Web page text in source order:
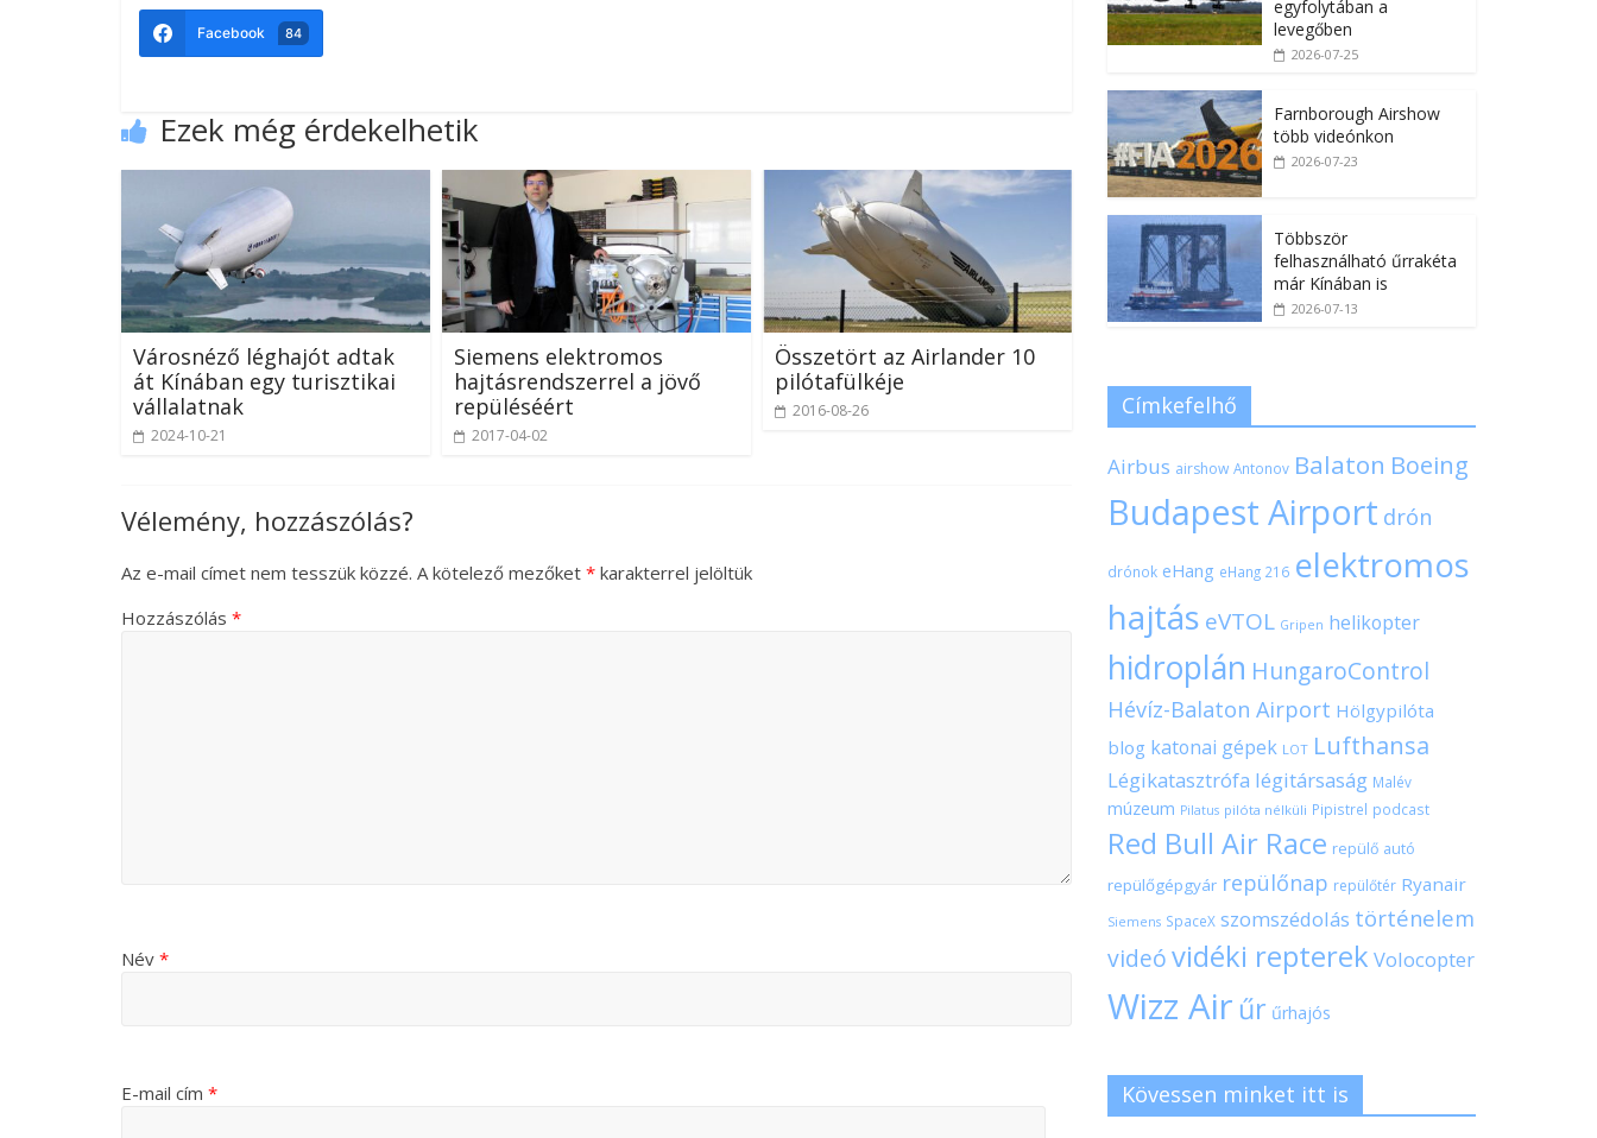
Facebook 84
Ezek még érdekelhetik
Városnéző léghajót adtak
át Kínában egy turisztikai
vállalatnak
2024-10-21
Siemens elektromos
hajtásrendszerrel a jövő
repüléséért
2017-04-02
Összetört az Airlander 10
pilótafülkéje
2016-08-26
Vélemény, hozzászólás?
Az e-mail címet nem tesszük közzé. A kötelező mezőket * karakterrel jelöltük
Hozzászólás *
Név *
E-mail cím *
egyfolytában a
levegőben
2026-07-25
Farnborough Airshow
több videónkon
2026-07-23
Többször
felhasználható űrrakéta
már Kínában is
2026-07-13
Címkefelhő
Airbus airshow Antonov Balaton Boeing
Budapest Airport drón
drónok eHang eHang 216 elektromos
hajtás eVTOL Gripen helikopter
hidroplán HungaroControl
Hévíz-Balaton Airport Hölgypilóta
blog katonai gépek LOT Lufthansa
Légikatasztrófa légitársaság Malév
múzeum Pilatus pilóta nélküli Pipistrel podcast
Red Bull Air Race repülő autó
repülőgépgyár repülőnap repülőtér Ryanair
Siemens SpaceX szomszédolás történelem
videóvidéki repterek Volocopter
Wizz Air űr űrhajós
Kövessen minket itt is